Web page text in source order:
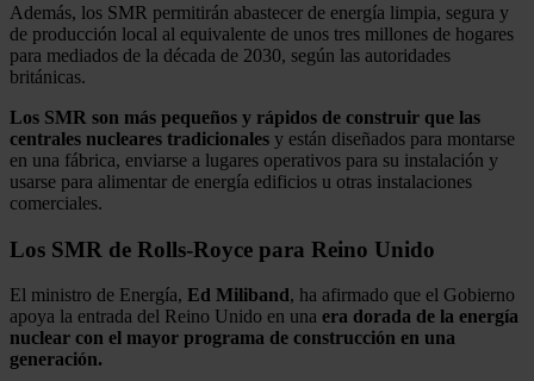
Además, los SMR permitirán abastecer de energía limpia, segura y
de producción local al equivalente de unos tres millones de hogares
para mediados de la década de 2030, según las autoridades
británicas.
Los SMR son más pequeños y rápidos de construir que las
centrales nucleares tradicionales y están diseñados para montarse
en una fábrica, enviarse a lugares operativos para su instalación y
usarse para alimentar de energía edificios u otras instalaciones
comerciales.
Los SMR de Rolls-Royce para Reino Unido
El ministro de Energía, Ed Miliband, ha afirmado que el Gobierno
apoya la entrada del Reino Unido en una era dorada de la energía
nuclear con el mayor programa de construcción en una
generación.